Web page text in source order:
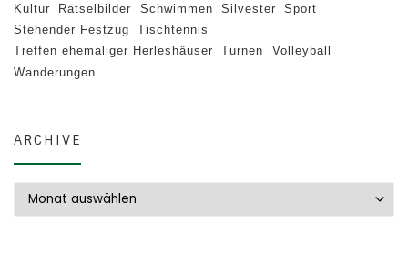
Kultur
Rätselbilder Schwimmen Silvester
Sport
Stehender Festzug
Tischtennis
Treffen ehemaliger Herleshäuser
Turnen
Volleyball
Wanderungen
ARCHIVE